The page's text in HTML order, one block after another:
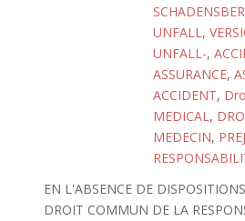
UNFALL,
UNFALL-,
ASSURANCE,
ACCIDENT,
MEDICAL,
MEDECIN,
EN L'ABSENCE DE
DROIT COMMUN DE LA